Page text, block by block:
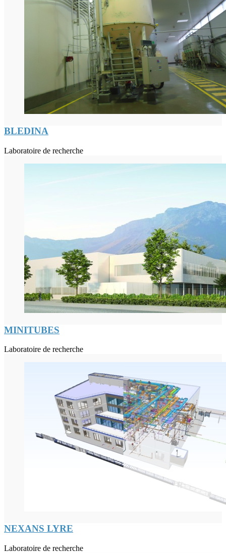
BLEDINA
Laboratoire de recherche
MINITUBES
Laboratoire de recherche
NEXANS LYRE
Laboratoire de recherche